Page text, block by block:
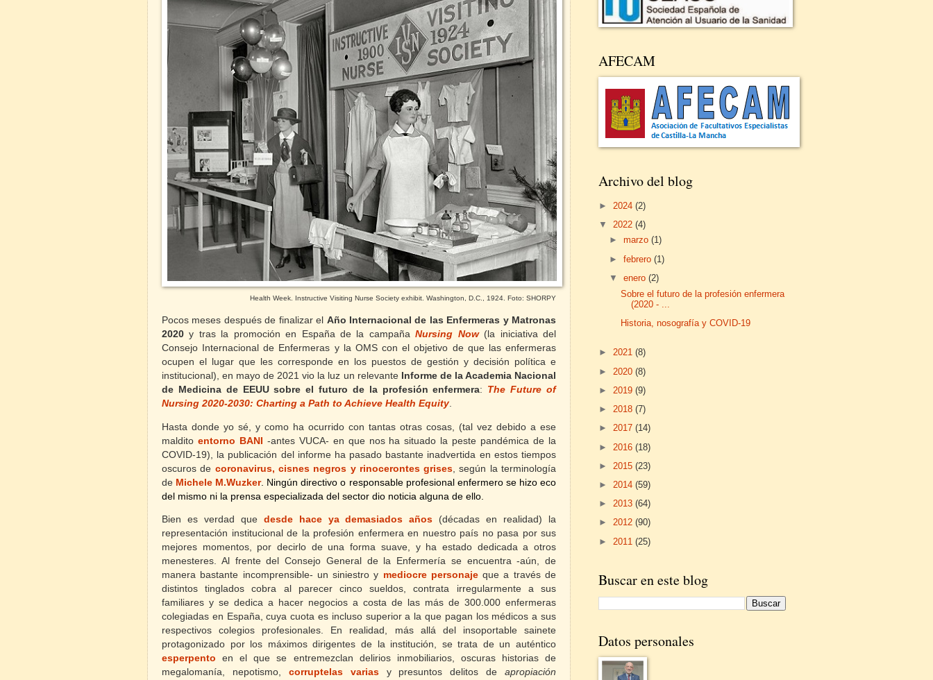
Health Week. Instructive Visiting Nurse Society exhibit. Washington, D.C., 1924. Foto: SHORPY
Pocos meses después de finalizar el Año Internacional de las Enfermeras y Matronas
2020 y tras la promoción en España de la campañaNursing Now (la iniciativa del
Consejo Internacional de Enfermeras y la OMS con el objetivo de que las enfermeras
ocupen el lugar que les corresponde en los puestos de gestión y decisión política e
institucional), en mayo de 2021 vio la luz un relevante Informe de la Academia Nacional
de Medicina de EEUU sobre el futuro de la profesión enfermera: The Future of
Nursing 2020-2030: Charting a Path to Achieve Health Equity.
Hasta donde yo sé, y como ha ocurrido con tantas otras cosas, (tal vez debido a ese
maldito entorno BANI -antes VUCA- en que nos ha situado la peste pandémica de la
COVID-19), la publicación del informe ha pasado bastante inadvertida en estos tiempos
oscuros de coronavirus, cisnes negros y rinocerontes grises , según la terminología
de Michele M.Wuzker. Ningún directivo o responsable profesional enfermero se hizo eco
del mismo ni la prensa especializada del sector dio noticia alguna de ello.
Bien es verdad que desde hace ya demasiados años
(décadas en realidad) la
representación institucional de la profesión enfermera en nuestro país no pasa por sus
mejores momentos, por decirlo de una forma suave, y ha estado dedicada a otros
menesteres. Al frente del Consejo General de la Enfermería se encuentra -aún, de
manera bastante incomprensible- un siniestro y mediocre personaje que a través de
distintos tinglados cobra al parecer cinco sueldos, contrata irregularmente a sus
familiares y se dedica a hacer negocios a costa de las más de 300.000 enfermeras
colegiadas en España, cuya cuota es incluso superior a la que pagan los médicos a sus
respectivos colegios profesionales. En realidad, más allá del insoportable sainete
protagonizado por los máximos dirigentes de la institución, se trata de un auténtico
esperpentoen el que se entremezclan delirios inmobiliarios, oscuras historias de
megalomanía, nepotismo, corruptelas variasy presuntos delitos de apropiación
AFECAM
Archivo del blog
► 2024 (2)
▼ 2022 (4)
►marzo(1)
►febrero(1)
▼enero(2)
Sobre el futuro de la profesión enfermera
(2020 - ...
Historia, nosografía y COVID-19
► 2021 (8)
► 2020 (8)
► 2019 (9)
► 2018 (7)
► 2017 (14)
► 2016 (18)
► 2015 (23)
► 2014 (59)
► 2013 (64)
► 2012 (90)
► 2011 (25)
Buscar en este blog
Datos personales